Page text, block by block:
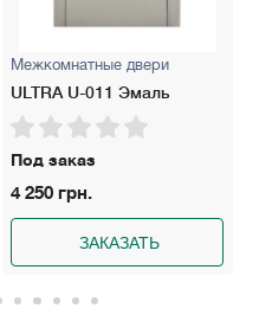
Межкомнатные двери
ULTRA U-011 Эмаль
Под заказ
4 250 грн.
ЗАКАЗАТЬ